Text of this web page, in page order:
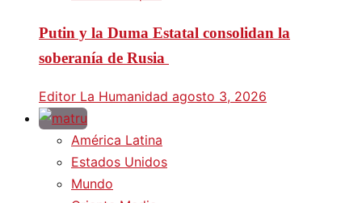
Putin y la Duma Estatal consolidan la
soberanía de Rusia
Editor La Humanidad agosto 3, 2026
América Latina
Estados Unidos
Mundo